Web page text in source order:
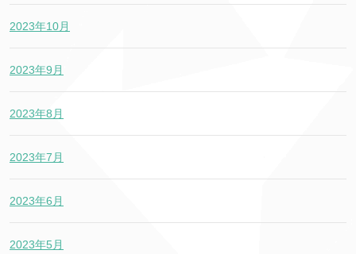
2023年10月
2023年9月
2023年8月
2023年7月
2023年6月
2023年5月